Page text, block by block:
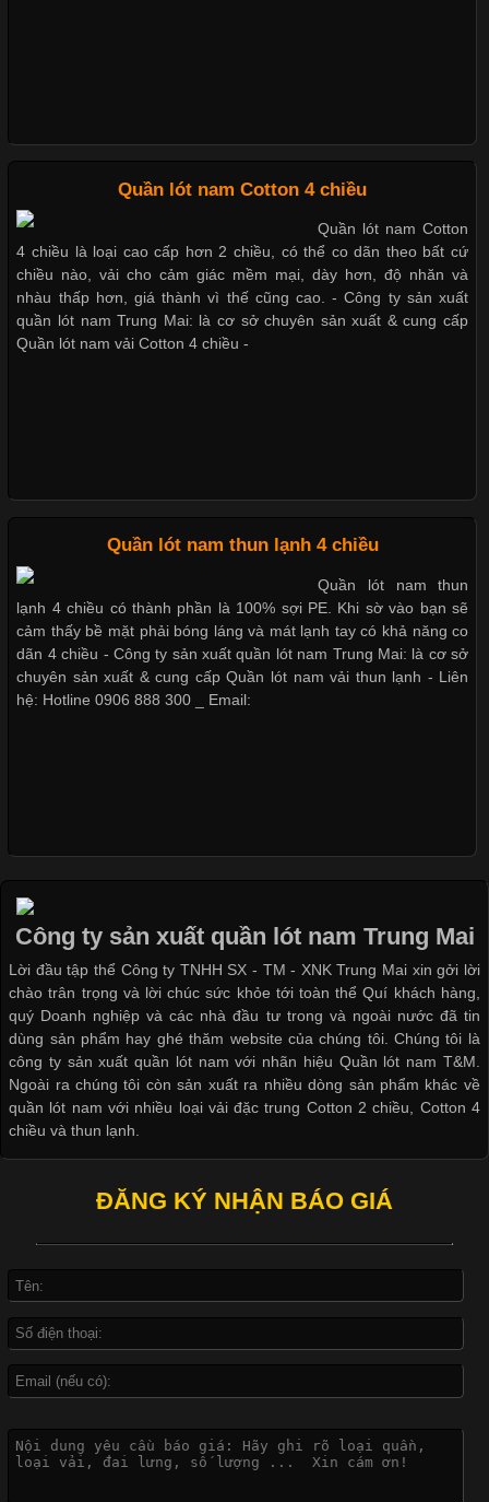
Những Loại Vải Thun Thông Dụng Và Đặc Điểm Nổi Bật
Cập nhật 2026-05-20 14:58:56
Vải thun là một trong những chất liệu được sử dụng rộng rãi
nhất trong ngành thời trang nhờ đặc tính co giãn, mềm mại và
thoải mái khi mặc. Từ áo thun, đồ thể thao cho đến đồ lót nam,
vải thun luôn đóng vai trò quan trọng trong quá trình sản xuất.
Cập nhật 2026-05-09 15:58:23
Các Form Áo Thun Phổ Biến Hiện Nay Và Xu Hướng Trong
Ngành May Mặc Áo thun là một trong những trang phục quen
thuộc và được sử dụng phổ biến nhất hiện nay. Không chỉ đa
dạng về màu sắc hay chất liệu, áo thun còn có nhiều form dáng
khác nhau để phù hợp với từng phong cách thời trang và nhu
cầu
Áo phông là một trong những trang phục phổ biến nhất trong
đời sống hiện đại nhờ sự tiện lợi, thoải mái và dễ phối đồ.
Không chỉ xuất hiện trong thời trang thường ngày, áo phông còn
được ứng dụng rộng rãi trong ngành sản xuất may mặc, đặc
biệt là các sản phẩm từ vải thun. Hiện nay,
Công Nghệ In Chuyển Nhiệt Trong Ngành Thời Trang Hiện
Cập nhật 2026-04-21 15:41:03
In Chuyển Nhiệt Là Gì? Công Nghệ In Hiện Đại Trong Ngành
là một trong những công nghệ phổ biến nhờ khả năng tạo ra
dụng rộng rãi trong sản xuất áo thun, đồ thể thao
Vì Sao Cơ Sở Sản Xuất Quần Lót Nam Ưa Chuộng Vải
Cotton?
Bộ sưu tập quần lót nam Boxer TpHCM
Dễ chịu hơn với quần lót nam giá rẻ vải Cotton 4 chiều
Quần lót nam Cotton 4 chiều
Quần lót nam Cotton
4 chiều là loại cao cấp hơn 2 chiều, có thể co dãn theo bất cứ
chiều nào, vải cho cảm giác mềm mại, dày hơn, độ nhăn và
nhàu thấp hơn, giá thành vì thế cũng cao. - Công ty sản xuất
quần lót nam Trung Mai: là cơ sở chuyên sản xuất & cung cấp
Quần lót nam vải Cotton 4 chiều -
Quần lót nam thun lạnh 4 chiều
Quần lót nam thun
lạnh 4 chiều có thành phần là 100% sợi PE. Khi sờ vào bạn sẽ
cảm thấy bề mặt phải bóng láng và mát lạnh tay có khả năng co
dãn 4 chiều - Công ty sản xuất quần lót nam Trung Mai: là cơ sở
chuyên sản xuất & cung cấp Quần lót nam vải thun lạnh - Liên
hệ: Hotline 0906 888 300 _ Email:
Công ty sản xuất quần lót nam Trung Mai
Lời đầu tập thể Công ty TNHH SX - TM - XNK Trung Mai xin gởi lời
chào trân trọng và lời chúc sức khỏe tới toàn thể Quí khách hàng,
quý Doanh nghiệp và các nhà đầu tư trong và ngoài nước đã tin
dùng sản phẩm hay ghé thăm website của chúng tôi. Chúng tôi là
công ty sản xuất quần lót nam với nhãn hiệu Quần lót nam T&M.
Ngoài ra chúng tôi còn sản xuất ra nhiều dòng sản phẩm khác về
quần lót nam với nhiều loại vải đặc trung Cotton 2 chiều, Cotton 4
chiều và thun lạnh.
ĐĂNG KÝ NHẬN BÁO GIÁ